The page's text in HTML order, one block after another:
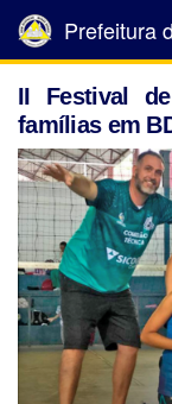
Prefeitura
II Festival
famílias em